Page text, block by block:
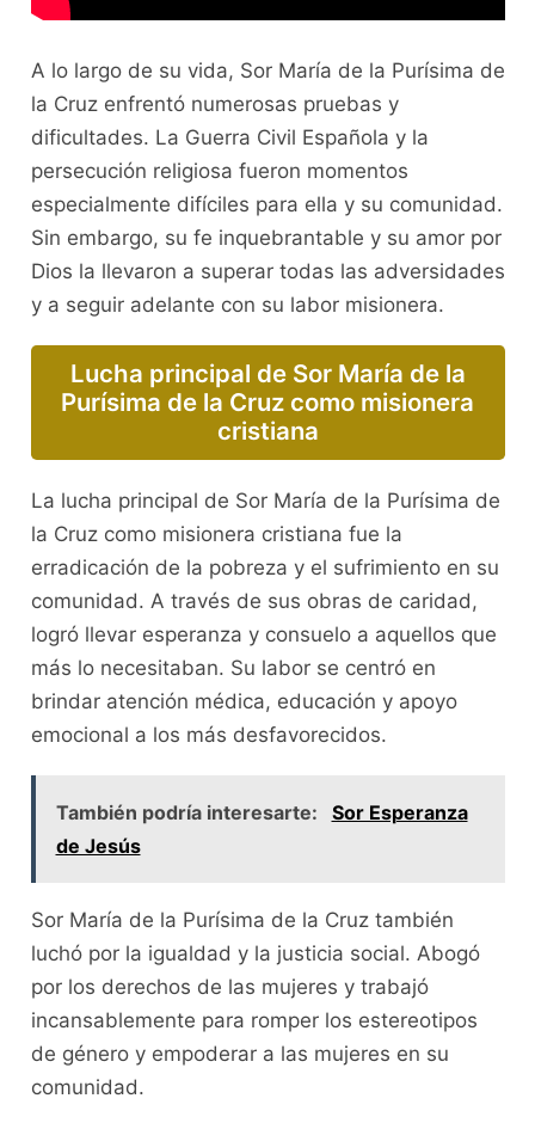
A lo largo de su vida, Sor María de la Purísima de
la Cruz enfrentó numerosas pruebas y
dificultades. La Guerra Civil Española y la
persecución religiosa fueron momentos
especialmente difíciles para ella y su comunidad.
Sin embargo, su fe inquebrantable y su amor por
Dios la llevaron a superar todas las adversidades
y a seguir adelante con su labor misionera.
Lucha principal de Sor María de la
Purísima de la Cruz como misionera
cristiana
La lucha principal de Sor María de la Purísima de
la Cruz como misionera cristiana fue la
erradicación de la pobreza y el sufrimiento en su
comunidad. A través de sus obras de caridad,
logró llevar esperanza y consuelo a aquellos que
más lo necesitaban. Su labor se centró en
brindar atención médica, educación y apoyo
emocional a los más desfavorecidos.
También podría interesarte:
Sor Esperanza
de Jesús
Sor María de la Purísima de la Cruz también
luchó por la igualdad y la justicia social. Abogó
por los derechos de las mujeres y trabajó
incansablemente para romper los estereotipos
de género y empoderar a las mujeres en su
comunidad.